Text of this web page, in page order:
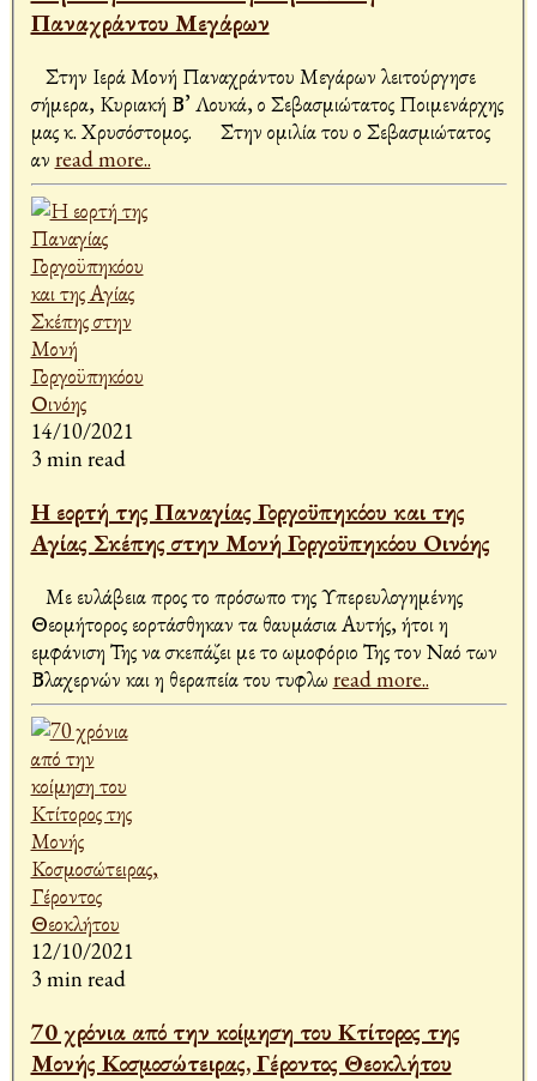
Παναχράντου Μεγάρων
Στην Ιερά Μονή Παναχράντου Μεγάρων λειτούργησε
σήμερα, Κυριακή Β’ Λουκά, ο Σεβασμιώτατος Ποιμενάρχης
μας κ. Χρυσόστομος. Στην ομιλία του ο Σεβασμιώτατος
αν read more..
14/10/2021
3 min read
Η εορτή της Παναγίας Γοργοϋπηκόου και της
Αγίας Σκέπης στην Μονή Γοργοϋπηκόου Οινόης
Με ευλάβεια προς το πρόσωπο της Υπερευλογημένης
Θεομήτορος εορτάσθηκαν τα θαυμάσια Αυτής, ήτοι η
εμφάνιση Της να σκεπάζει με το ωμοφόριο Της τον Ναό των
Βλαχερνών και η θεραπεία του τυφλω read more..
12/10/2021
3 min read
70 χρόνια από την κοίμηση του Κτίτορος της
Μονής Κοσμοσώτειρας, Γέροντος Θεοκλήτου